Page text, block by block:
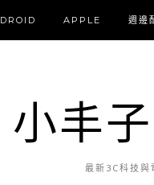
APPLE 週邊
小丰
最新3C科技與